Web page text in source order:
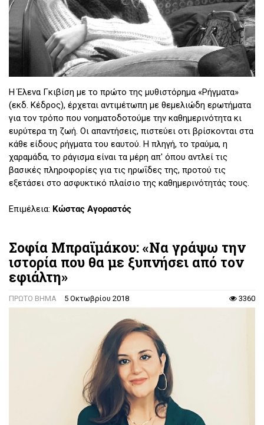
Η Έλενα Γκιβίση με το πρώτο της μυθιστόρημα «Ρήγματα»
(εκδ. Κέδρος), έρχεται αντιμέτωπη με θεμελιώδη ερωτήματα
για τον τρόπο που νοηματοδοτούμε την καθημερινότητα κι
ευρύτερα τη ζωή. Οι απαντήσεις, πιστεύει οτι βρίσκονται στα
κάθε είδους ρήγματα του εαυτού. Η πληγή, το τραύμα, η
χαραμάδα, το ράγισμα είναι τα μέρη απ' όπου αντλεί τις
βασικές πληροφορίες για τις ηρωΐδες της, προτού τις
εξετάσει στο ασφυκτικό πλαίσιο της καθημερινότητάς τους.
Επιμέλεια: Κώστας Αγοραστός
Σοφία Μπραϊμάκου: «Να γράψω την
ιστορία που θα με ξυπνήσει από τον
εφιάλτη»
ΠΡΩΤΟ ΒΗΜΑ 5 Οκτωβρίου 2018 3360